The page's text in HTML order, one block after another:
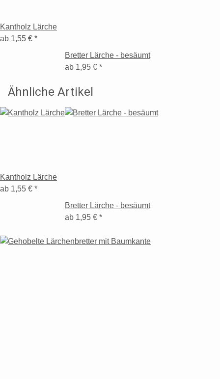
Kantholz Lärche
ab 1,55 € *
Bretter Lärche - besäumt
ab 1,95 € *
Ähnliche Artikel
Kantholz Lärche
ab 1,55 € *
Bretter Lärche - besäumt
ab 1,95 € *